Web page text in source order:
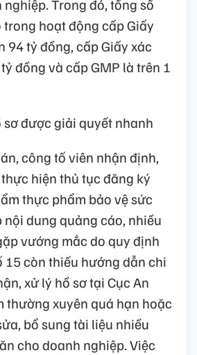
Trong đó, tổng số
hoạt động cấp Giấy
94 tỷ đồng, cấp Giấy xác
đồng và cấp GMP là trên 1
được giải quyết nhanh
công tố viên nhận định,
hiện thủ tục đăng ký
thực phẩm bảo vệ sức
nội dung quảng cáo, nhiều
vướng mắc do quy định
15 còn thiếu hướng dẫn chi
xử lý hồ sơ tại Cục An
thường xuyên quá hạn hoặc
bổ sung tài liệu nhiều
cho doanh nghiệp. Việc